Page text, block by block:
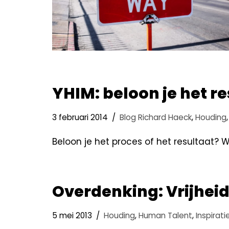
YHIM: beloon je het
3 februari 2014 Blog Richard Haeck,Houding,
Beloon je het proces of het resultaat?
Overdenking:
5 mei 2013 Houding,Human Talent,